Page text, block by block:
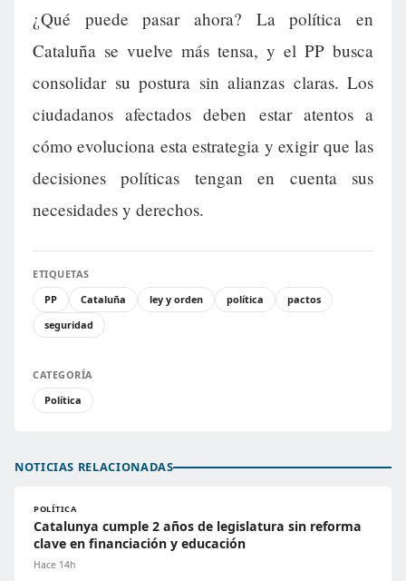
¿Qué puede pasar ahora? La política en
Cataluña se vuelve más tensa, y el PP busca
consolidar su postura sin alianzas claras. Los
ciudadanos afectados deben estar atentos a
cómo evoluciona esta estrategia y exigir que las
decisiones políticas tengan en cuenta sus
necesidades y derechos.
ETIQUETAS
PP
Cataluña ley y orden política
pactos
seguridad
CATEGORÍA
Política
NOTICIAS RELACIONADAS
POLÍTICA
Catalunya cumple 2 años de legislatura sin reforma
clave en financiación y educación
Hace 14h